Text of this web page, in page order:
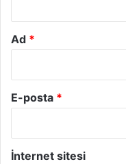
Ad *
E-posta *
İnternet sitesi